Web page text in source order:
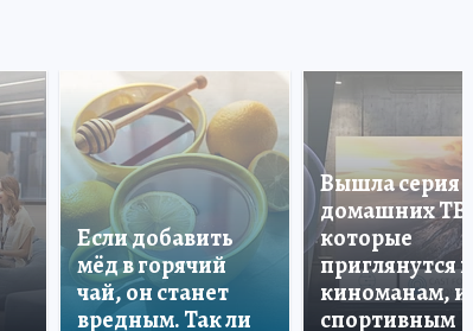
Если добавить
мёд в горячий
чай, он станет
вредным. Так ли
Вышла серия
домашних ТВ,
которые
приглянутся и
киноманам, и
спортивным